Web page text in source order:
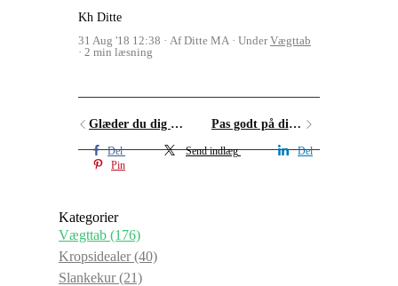
Kh Ditte
31 Aug '18 12:38
Af Ditte MA UnderVægttab
2 min læsning
Glæder du dig til sweatervejr? Pas godt på dig selv
Del Send indlæg
Del
Pin
Kategorier
Vægttab (176)
Kropsidealer(40)
Slankekur(21)